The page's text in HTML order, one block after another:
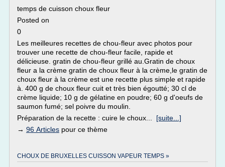
temps de cuisson choux fleur
Posted on
0
Les meilleures recettes de chou-fleur avec photos pour
trouver une recette de chou-fleur facile, rapide et
délicieuse. gratin de chou-fleur grillé au.Gratin de choux
fleur a la crème gratin de choux fleur à la crème,le gratin de
choux fleur à la crème est une recette plus simple et rapide
à. 400 g de choux fleur cuit et très bien égoutté; 30 cl de
crème liquide; 10 g de gélatine en poudre; 60 g d'oeufs de
saumon fumé; sel poivre du moulin.
Préparation de la recette : cuire le choux... [suite...]
→ 96 Articles pour ce thème
CHOUX DE BRUXELLES CUISSON VAPEUR TEMPS »